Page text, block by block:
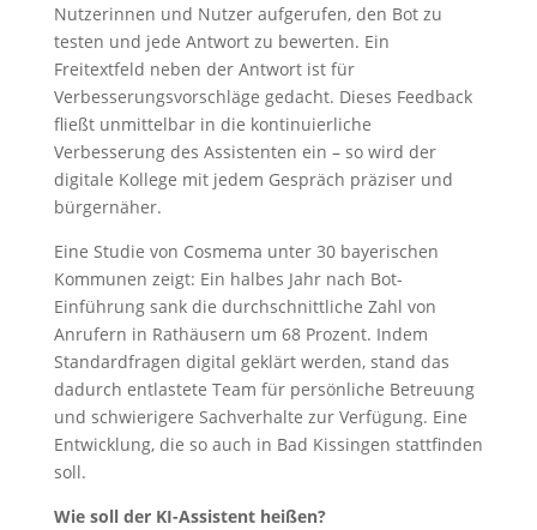
Nutzerinnen und Nutzer aufgerufen, den Bot zu
testen und jede Antwort zu bewerten. Ein
Freitextfeld neben der Antwort ist für
Verbesserungsvorschläge gedacht. Dieses Feedback
fließt unmittelbar in die kontinuierliche
Verbesserung des Assistenten ein – so wird der
digitale Kollege mit jedem Gespräch präziser und
bürgernäher.
Eine Studie von Cosmema unter 30 bayerischen
Kommunen zeigt: Ein halbes Jahr nach Bot-
Einführung sank die durchschnittliche Zahl von
Anrufern in Rathäusern um 68 Prozent. Indem
Standardfragen digital geklärt werden, stand das
dadurch entlastete Team für persönliche Betreuung
und schwierigere Sachverhalte zur Verfügung. Eine
Entwicklung, die so auch in Bad Kissingen stattfinden
soll.
Wie soll der KI-Assistent heißen?